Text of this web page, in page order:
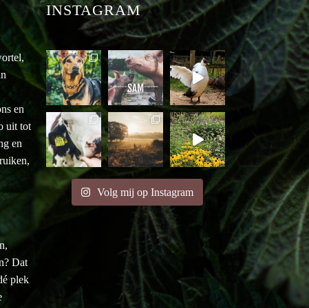
en
uit tot
en
Dat
plek
INSTAGRAM
Volg mij op Instagram